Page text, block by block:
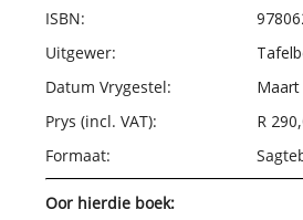
ISBN:
Uitgewer:
Datum Vrygestel:
Maart
Prys (incl. VAT):
R
Formaat:
Oor hierdie boek: